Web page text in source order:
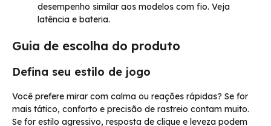
desempenho similar aos modelos com fio. Veja
latência e bateria.
Guia de escolha do produto
Defina seu estilo de jogo
Você prefere mirar com calma ou reações rápidas? Se for
mais tático, conforto e precisão de rastreio contam muito.
Se for estilo agressivo, resposta de clique e leveza podem